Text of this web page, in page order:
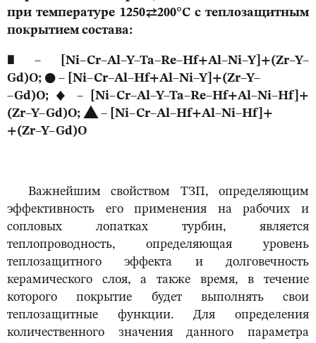
при температуре 1250⇄200°С с теплозащитным
покрытием состава:
∎ – [Ni–Cr–Al–Y–Ta–Re–Hf+Al–Ni–Y]+(Zr–Y–
Gd)O; ● – [Ni–Cr–Al–Hf+Al–Ni–Y]+(Zr–Y–
–Gd)O; ♦
– [Ni–Cr–Al–Y–Ta–Re–Hf+Al–Ni–Hf]+
(Zr–Y–Gd)O; ▲ – [Ni–Cr–Al–Hf+Al–Ni–Hf]+
+(Zr–Y–Gd)O
Важнейшим свойством ТЗП, определяющим
эффективность его применения на рабочих и
сопловых лопатках турбин, является
теплопроводность, определяющая уровень
теплозащитного эффекта и долговечность
керамического слоя, а также время, в течение
которого покрытие будет выполнять свои
теплозащитные функции. Для определения
количественного значения данного параметра